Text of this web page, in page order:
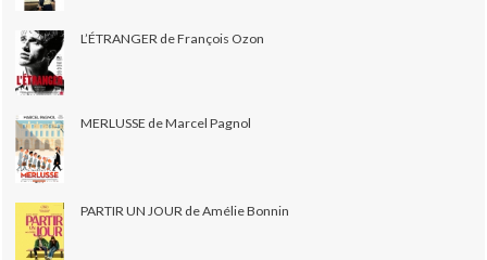
L’ÉTRANGER de François Ozon
MERLUSSE de Marcel Pagnol
PARTIR UN JOUR de Amélie Bonnin